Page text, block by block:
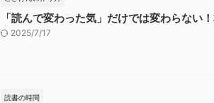
「読んで変わった気」だけでは変わらない
2025/7/17
読書の時間